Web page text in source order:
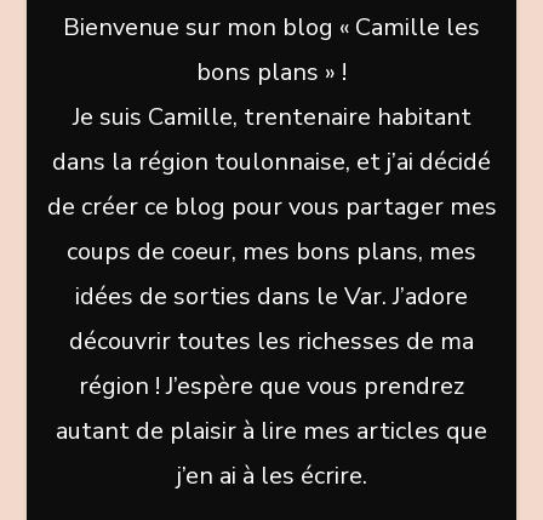
Bienvenue sur mon blog « Camille les
bons plans » !
Je suis Camille, trentenaire habitant
dans la région toulonnaise, et j’ai décidé
de créer ce blog pour vous partager mes
coups de coeur, mes bons plans, mes
idées de sorties dans le Var. J’adore
découvrir toutes les richesses de ma
région ! J’espère que vous prendrez
autant de plaisir à lire mes articles que
j’en ai à les écrire.